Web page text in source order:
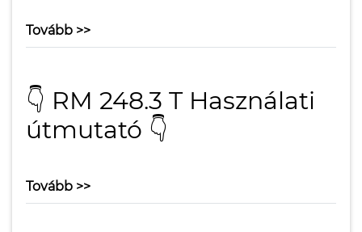
Tovább >>
👇 RM 248.3 T Használati
útmutató 👇
Tovább >>